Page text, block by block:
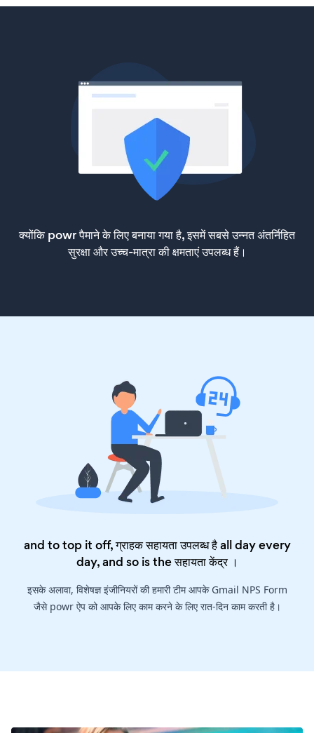
क्योंकि powr पैमाने के लिए बनाया गया है, इसमें सबसे उन्नत अंतर्निहित
सुरक्षा और उच्च-मात्रा की क्षमताएं उपलब्ध हैं।
and to top it off, ग्राहक सहायता उपलब्ध है all day every
day, and so is theसहायता केंद्र।
इसके अलावा, विशेषज्ञ इंजीनियरों की हमारी टीम आपके Gmail NPS Form
जैसे powr ऐप को आपके लिए काम करने के लिए रात-दिन काम करती है।